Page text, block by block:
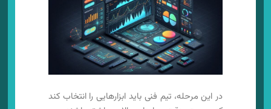
در این مرحله، تیم فنی باید ابزارهایی را انتخاب کند